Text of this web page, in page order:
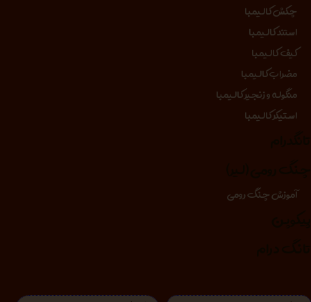
چکش کالیمبا
استند کالیمبا
کیف کالیمبا
مضراب کالیمبا
منگوله و زنجیر کالیمبا
استیکر کالیمبا
آموزش چنگ رومی